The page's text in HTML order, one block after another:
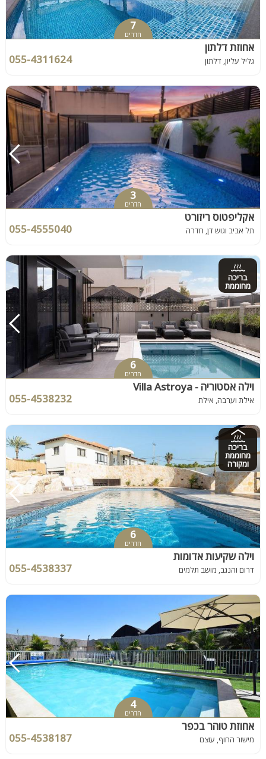
7
חדרים
אחוזת דלתון
גליל עליון, דלתון 055-4311624
3
חדרים
אקליפטוס ריזורט
תל אביב וגוש דן, חדרה 055-4555040
בריכה
מחוממת
6
חדרים
וילה אסטוריה - Villa Astroya
אילת וערבה, אילת 055-4538232
בריכה
מחוממת
ומקורה
6
חדרים
וילה שקיעות אדומות
דרום והנגב, מושב תלמים 055-4538337
4
חדרים
אחוזת טוהר בכפר
מישור החוף, עוצם 055-4538187